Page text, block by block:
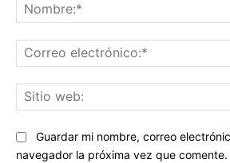
Guardar mi nombre, correo
navegador la próxima vez que comente.